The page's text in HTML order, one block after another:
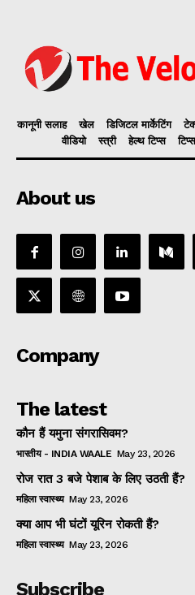
कानूनी सलाह खेल डिजिटल मार्केटिंग
वीडियो
स्त्री हेल्थ टिप्स
About us
Company
The latest
कौन हैं यमुना संगरासिवम?
भारतीय - INDIA WAALE May 23, 2026
रोज रात 3 बजे पेशाब के लिए उठती हैं?
महिला स्वास्थ्य May 23, 2026
क्या आप भी घंटों यूरिन रोकती हैं?
महिला स्वास्थ्य May 23, 2026
Subscribe